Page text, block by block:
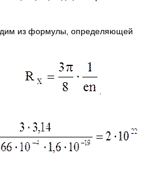
из формулы, определяющей
.